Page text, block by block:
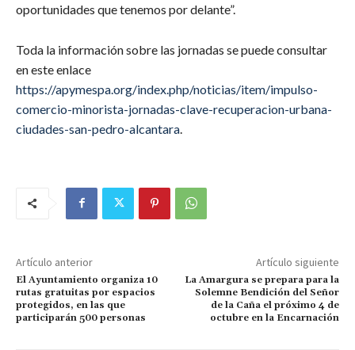
oportunidades que tenemos por delante”.
Toda la información sobre las jornadas se puede consultar
en este enlace
https://apymespa.org/index.php/noticias/item/impulso-
comercio-minorista-jornadas-clave-recuperacion-urbana-
ciudades-san-pedro-alcantara
Artículo anterior
El Ayuntamiento organiza 10
rutas gratuitas por espacios
protegidos, en las que
participarán 500 personas
Artículo siguiente
La Amargura se prepara para la
Solemne Bendición del Señor
de la Caña el próximo 4 de
octubre en la Encarnación